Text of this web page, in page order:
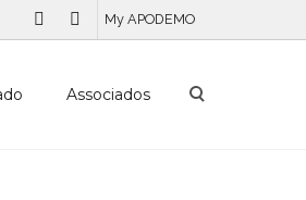
My APODEMO
Associados